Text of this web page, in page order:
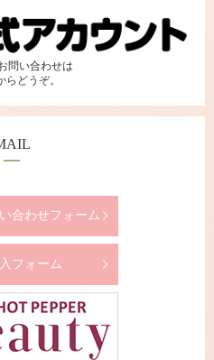
問い合わせは
らどうぞ。
合わせフォーム
フォーム